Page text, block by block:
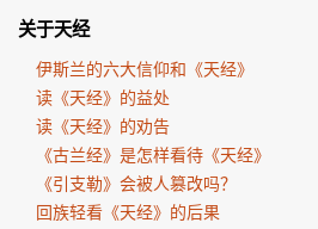
关于天经
伊斯兰的六大信仰和《天经》
读《天经》的益处
读《天经》的劝告
《古兰经》是怎样看待《天经》
《引支勒》会被人篡改吗？
回族轻看《天经》的后果